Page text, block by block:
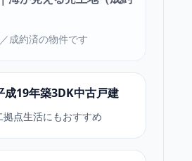
成約済の物件です
成19年築3DK中古戸建
点生活にもおすすめ